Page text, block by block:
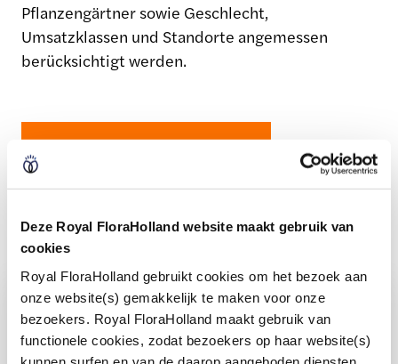
Deze Royal FloraHolland website maakt gebruik van
cookies
Royal FloraHolland gebruikt cookies om het bezoek aan
onze website(s) gemakkelijk te maken voor onze
bezoekers. Royal FloraHolland maakt gebruik van
functionele cookies, zodat bezoekers op haar website(s)
Pflanzengärtner sowie Geschlecht,
Umsatzklassen und Standorte angemessen
berücksichtigt werden.
Zusammensetzung ansehen
Gespannt, wer dem